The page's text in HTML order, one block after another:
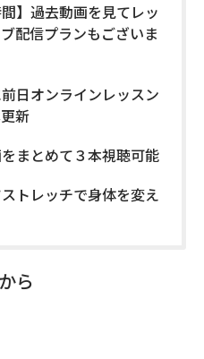
】過去動画を見てレッ
配信プランもございま
日オンラインレッスン
新
まとめて３本視聴可能
トレッチで身体を変え
ら